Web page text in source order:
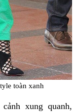
toàn xanh
xung quanh,